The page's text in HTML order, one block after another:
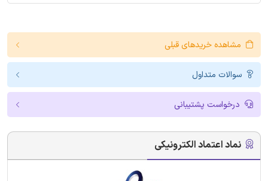
مشاهده خریدهای قبلی
سوالات متداول
درخواست پشتیبانی
نماد اعتماد الکترونیکی